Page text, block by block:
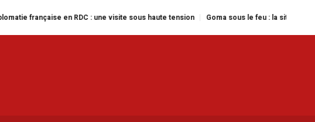
en RDC : une visite sous haute tension Goma sous le feu : la situation humanitaire se
de l’administration